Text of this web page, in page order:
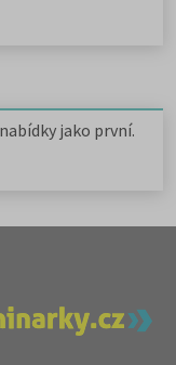
jako první.